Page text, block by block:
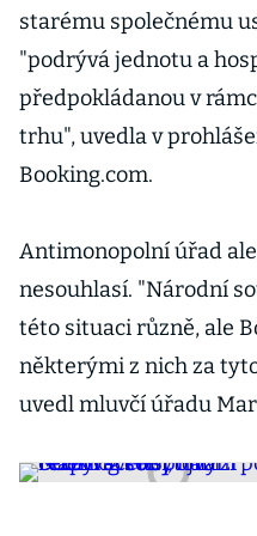
starému společnému
"podrývá jednotu a
předpokládanou v
trhu", uvedla v
Booking.com.
Antimonopolní úřad
nesouhlasí. "Národní
této situaci různě, ale
některými z nich za
uvedl mluvčí úřadu